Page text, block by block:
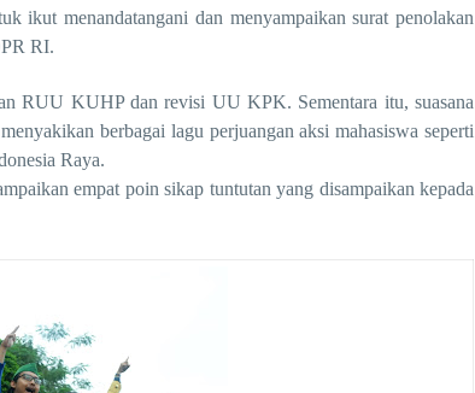
ikut menandatangani dan menyampaikan surat penolakan
RI.
RUU KUHP dan revisi UU KPK. Sementara itu, suasana
berbagai lagu perjuangan aksi mahasiswa seperti
Raya.
empat poin sikap tuntutan yang disampaikan kepada